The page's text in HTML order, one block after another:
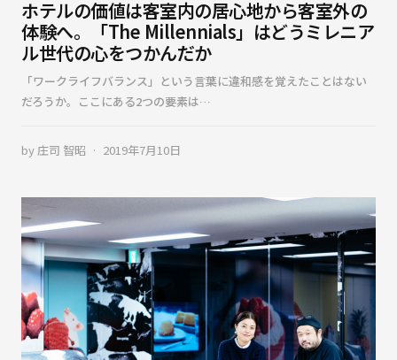
ホテルの価値は客室内の居心地から客室外の
体験へ。「The Millennials」はどうミレニア
ル世代の心をつかんだか
「ワークライフバランス」という言葉に違和感を覚えたことはない
だろうか。ここにある2つの要素は…
by庄司 智昭 2019年7月10日